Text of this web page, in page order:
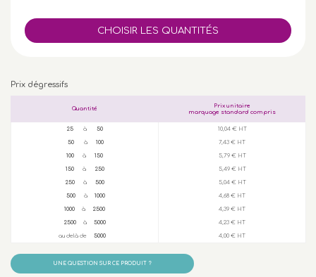
Prix dégressifs
Quantité
Prix unitaire
marquage standard compris
25 à 50 10,04 € HT
50à 100 7,43 € HT
100 à 150 5,79 € HT
150à 250 5,49 € HT
250 à 500 5,04 € HT
500à 1000 4,68 € HT
1000 à 2500 4,39 € HT
2500 à 5000 4,23 € HT
au delà de 5000 4,00 € HT
UNE QUESTION SUR CE PRODUIT ?